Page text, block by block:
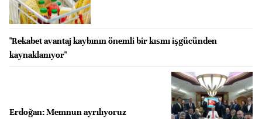
"Rekabet avantaj kaybının önemli bir kısmı işgücünden
kaynaklanıyor"
Erdoğan: Memnun ayrılıyoruz